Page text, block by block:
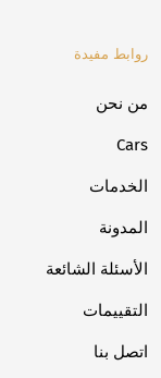
روابط مفيدة
من نحن
Cars
الخدمات
المدونة
الأسئلة الشائعة
التقييمات
اتصل بنا